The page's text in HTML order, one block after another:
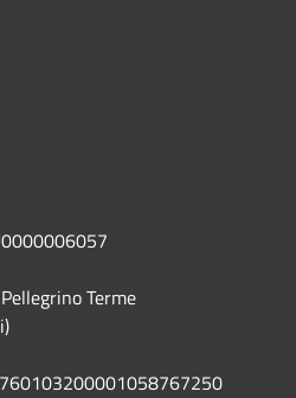
Terme